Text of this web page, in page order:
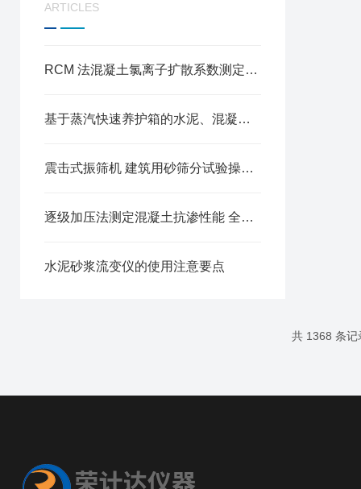
ARTICLES
RCM 法混凝土氯离子扩散系数测定仪操作方法
基于蒸汽快速养护箱的水泥、混凝土试块加速养护试验规程
震击式振筛机 建筑用砂筛分试验操作规程
逐级加压法测定混凝土抗渗性能 全自动密封抗渗仪试验方案
水泥砂浆流变仪的使用注意要点
共 1368 条